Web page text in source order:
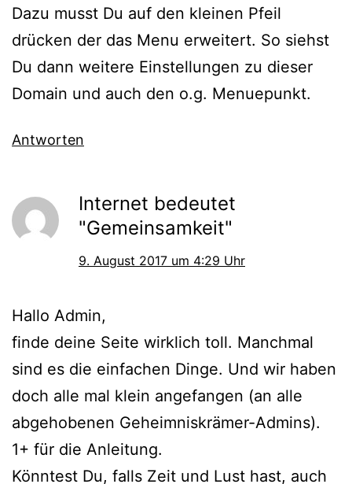
Dazu musst Du auf den kleinen Pfeil
drücken der das Menu erweitert. So siehst
Du dann weitere Einstellungen zu dieser
Domain und auch den o.g. Menuepunkt.
Antworten
Internet bedeutet
"Gemeinsamkeit"
9. August 2017 um 4:29 Uhr
Hallo Admin,
finde deine Seite wirklich toll. Manchmal
sind es die einfachen Dinge. Und wir haben
doch alle mal klein angefangen (an alle
abgehobenen Geheimniskrämer-Admins).
1+ für die Anleitung.
Könntest Du, falls Zeit und Lust hast, auch